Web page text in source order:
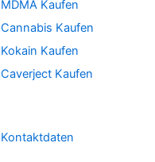
MDMA Kaufen
Cannabis Kaufen
Kokain Kaufen
Caverject Kaufen
Kontaktdaten